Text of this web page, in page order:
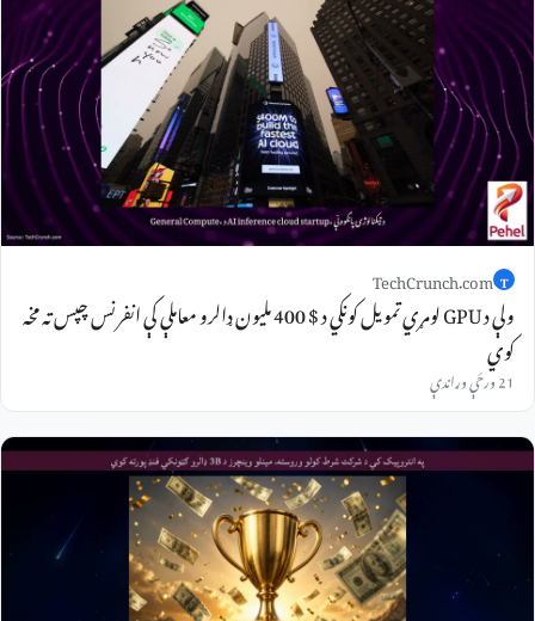
T
TechCrunch.com
ولې د GPU لومړي تمویل کونکي د $ 400 ملیون ډالرو معاملې کې انفرنس چپس ته مخه
کوي
21 ورځې وړاندې